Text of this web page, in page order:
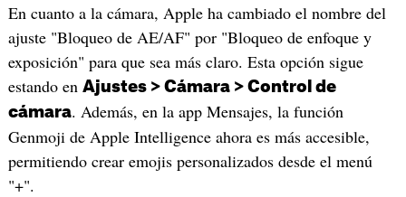
En cuanto a la cámara, Apple ha cambiado el nombre del
ajuste "Bloqueo de AE/AF" por "Bloqueo de enfoque y
exposición" para que sea más claro. Esta opción sigue
estando en Ajustes > Cámara > Control de
cámara. Además, en la app Mensajes, la función
Genmoji de Apple Intelligence ahora es más accesible,
permitiendo crear emojis personalizados desde el menú
"+".